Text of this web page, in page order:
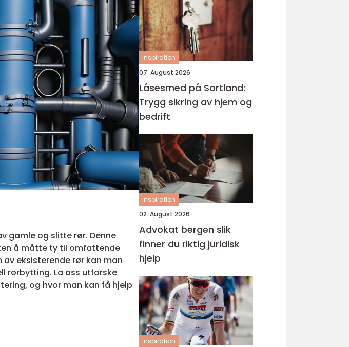
gamle og slitte rør. Denne
å måtte ty til omfattende
eksisterende rør kan man
rørbytting. La oss utforske
og hvor man kan få hjelp
inspiration
07. August 2026
Låsesmed på Sortland:
Trygg sikring av hjem og
bedrift
inspiration
02. August 2026
Advokat bergen slik
finner du riktig juridisk
hjelp
inspiration